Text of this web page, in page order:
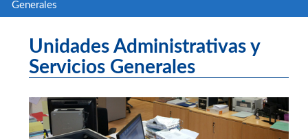
Generales
Unidades Administrativas y
Servicios Generales